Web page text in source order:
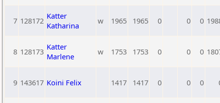
7 128172 Katter
Katharina
w 1965 1965 0 0 0
8 128173 Katter
Marlene
w 1753 1753 0 0 0
9 143617 Koini Felix 1417 1417 0 0 0